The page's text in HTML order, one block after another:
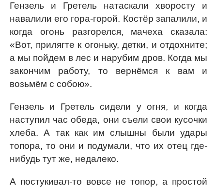
Гензель и Гретель натаскали хворосту и
навалили его гора-горой. Костёр запалили, и
когда огонь разгорелся, мачеха сказала:
«Вот, прилягте к огоньку, детки, и отдохните;
а мы пойдем в лес и нарубим дров. Когда мы
закончим работу, то вернёмся к вам и
возьмём с собою».
Гензель и Гретель сидели у огня, и когда
наступил час обеда, они съели свои кусочки
хлеба. А так как им слышны были удары
топора, то они и подумали, что их отец где-
нибудь тут же, недалеко.
А постукивал-то вовсе не топор, а простой